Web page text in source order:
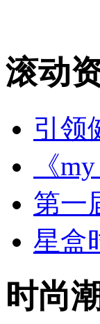
滚动
引领
《
第一
星盒
时尚